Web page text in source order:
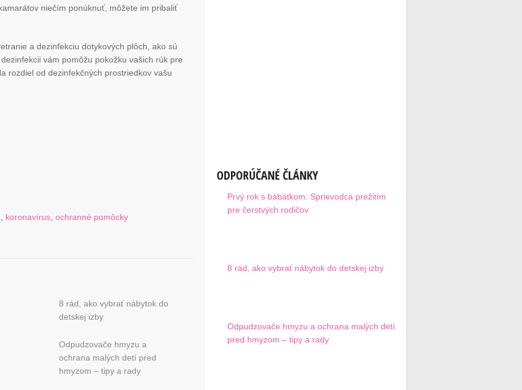
niečím ponúknuť, môžete im pribaliť
a dezinfekciu dotykových plôch, ako sú
vám pomôžu pokožku vašich rúk pre
rozdiel od dezinfekčných prostriedkov vašu
koronavírus ,ochranné pomôcky
8 rád, ako vybrať nábytok do
detskej izby
Odpudzovače hmyzu a
ochrana malých detí pred
hmyzom – tipy a rady
ODPORÚČANÉ ČLÁNKY
Prvý rok s bábätkom: Sprievodca prežitím
pre čerstvých rodičov
8 rád, ako vybrať nábytok do detskej izby
Odpudzovače hmyzu a ochrana malých detí
pred hmyzom – tipy a rady